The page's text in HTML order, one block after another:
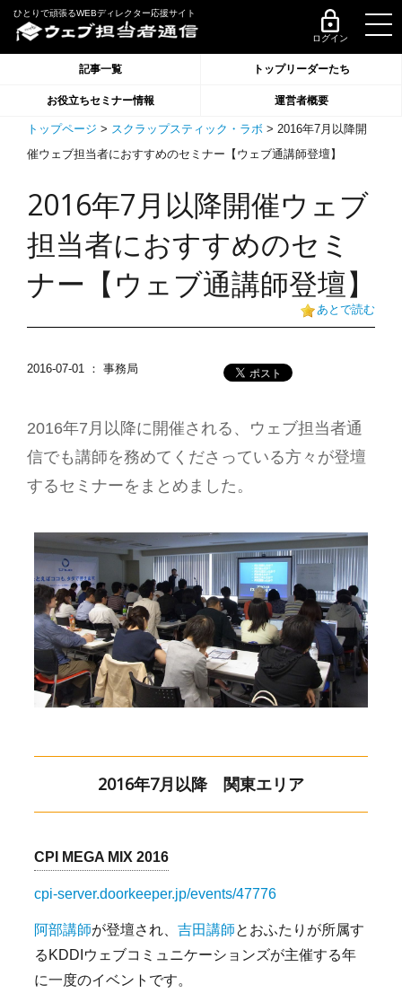
ひとりで頑張るWEBディレクター応援サイト
ログイン
記事一覧 トップリーダーたち
お役立ちセミナー情報 運営者概要
トップページ > スクラップスティック・ラボ > 2016年7月以降開
催ウェブ担当者におすすめのセミナー【ウェブ通講師登壇】
2016年7月以降開催ウェブ
担当者におすすめのセミ
ナー【ウェブ通講師登壇】
あとで読む
2016-07-01 ： 事務局
2016年7月以降に開催される、ウェブ担当者通
信でも講師を務めてくださっている方々が登壇
するセミナーをまとめました。
2016年7月以降 関東エリア
CPI MEGA MIX 2016
cpi-server.doorkeeper.jp/events/47776
阿部講師が登壇され、 吉田講師とおふたりが所属す
るKDDIウェブコミュニケーションズが主催する年
に一度のイベントです。